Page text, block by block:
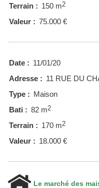
Terrain : 150 m2
Valeur : 75.000 €
Date : 11/01/20
Adresse : 11 RUE DU
Type : Maison
Bati : 82 m2
Terrain : 170 m2
Valeur : 18.000 €
Le marché des